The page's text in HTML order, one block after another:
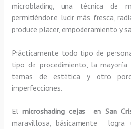
microblading, una técnica de
permitiéndote lucir más fresca,
produce placer, empoderamiento y
Prácticamente todo tipo de
tipo de procedimiento, la
temas de estética y otro
imperfecciones.
Elmicroshading cejas en San
maravillosa, básicamente
logra